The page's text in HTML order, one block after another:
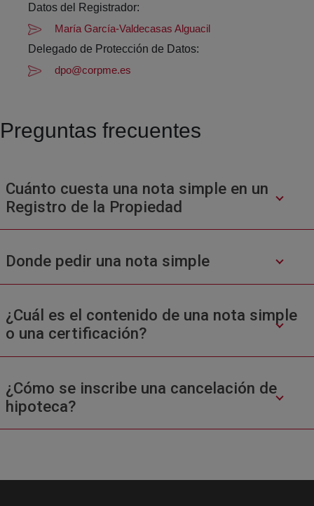
Datos del Registrador:
María García-Valdecasas Alguacil
Delegado de Protección de Datos:
dpo@corpme.es
Preguntas frecuentes
Cuánto cuesta una nota simple en un
Registro de la Propiedad
Donde pedir una nota simple
¿Cuál es el contenido de una nota simple
o una certificación?
¿Cómo se inscribe una cancelación de
hipoteca?